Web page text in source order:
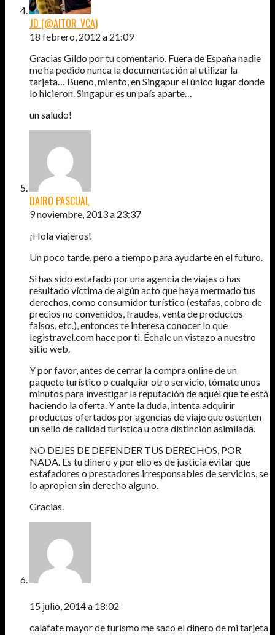
JD (@AITOR_VCA)
18 febrero, 2012 a 21:09
Gracias Gildo por tu comentario. Fuera de España nadie
me ha pedido nunca la documentación al utilizar la
tarjeta… Bueno, miento, en Singapur el único lugar donde
lo hicieron. Singapur es un país aparte…
un saludo!
DAIRO PASCUAL
9 noviembre, 2013 a 23:37
¡Hola viajeros!
Un poco tarde, pero a tiempo para ayudarte en el futuro.
Si has sido estafado por una agencia de viajes o has
resultado víctima de algún acto que haya mermado tus
derechos, como consumidor turístico (estafas, cobro de
precios no convenidos, fraudes, venta de productos
falsos, etc.), entonces te interesa conocer lo que
legistravel.com hace por ti. Échale un vistazo a nuestro
sitio web.
Y por favor, antes de cerrar la compra online de un
paquete turístico o cualquier otro servicio, tómate unos
minutos para investigar la reputación de aquél que te está
haciendo la oferta. Y ante la duda, intenta adquirir
productos ofertados por agencias de viaje que ostenten
un sello de calidad turística u otra distinción asimilada.
NO DEJES DE DEFENDER TUS DERECHOS, POR
NADA. Es tu dinero y por ello es de justicia evitar que
estafadores o prestadores irresponsables de servicios, se
lo apropien sin derecho alguno.
Gracias.
15 julio, 2014 a 18:02
calafate mayor de turismo me saco el dinero de mi tarjeta